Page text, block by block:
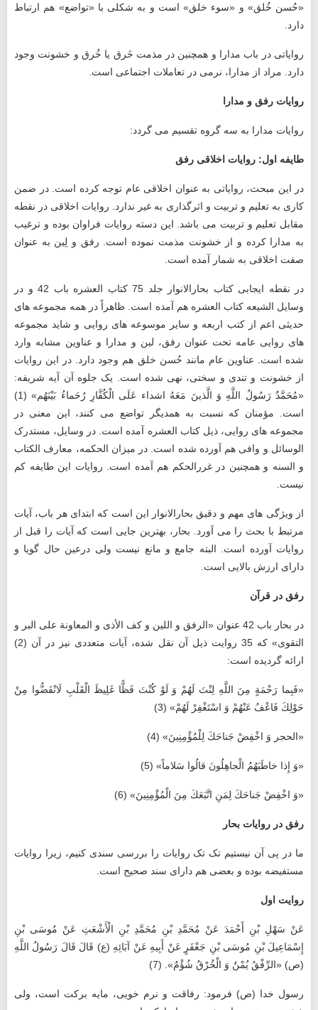
«حُسن خُلق» و «سوء خلق» است و به شکلی با «تواضع» هم ارتباط
دارد.
روایاتی در باب مدارا و همچنین در مذمت خَرق یا خُرق و خشونت وجود
دارد. مراد از مدارا، نرمی در تعاملات اجتماعی است.
روایات رفق و مدارا
روایات مدارا به سه گروه تقسیم می گردد:
طایفه اول: روایات اخلاقی رفق
در این مبحث، روایاتی به عنوان اخلاقی عام توجه کرده است. در ضمن
کاری به تعلیم و تربیت و اثرگذاری به غیر ندارد. روایات اخلاقی در نقطه
مقابل تعلیم و تربیت می باشد. این دسته روایات فراوان بوده و ترغیب
به مدارا کرده و از خشونت مذمت نموده است. رفق و لِین به عنوان
صفت اخلاقی به شمار آمده است.
در نقطه ایجابی کتاب بحارالانوار جلد 75 کتاب العشره باب 42 و در
وسایل الشیعه کتاب العشره هم آمده است. ظاهراً در همه مجموعه‌ های
حدیثی اعم از کتب اربعه و سایر موسوعه ‌های روایی و شاید مجموعه
‌های روایی عامه تحت عنوان رفق، لین و مدارا و عناوین مشابه وارد
شده است. عناوین عام مانند حُسن خلق هم وجود دارد. در این روایات
از خشونت و تندی و سختی، نهی شده است. یک جلوه آن آیه شریفه:
«مُحَمَّدٌ رَسُولُ اللَّهِ وَ الَّذينَ مَعَهُ اشداء عَلَى الْكُفَّارِ رُحَماءُ بَيْنَهُم»‏ (1)
است. مؤمنان که نسبت به همدیگر تواضع می‌ کنند، این معنی در
مجموعه ‌های روایی، ذیل کتاب العشره آمده است. در وسایل، مستدرک
الوسائل و وافی هم آورده شده است. در میزان الحکمه، معارف الکتاب
و السنه و همچنین در غررالحکم هم آمده است. روایات این طایفه کم
نیست.
از ویژگی ‌های مهم و دقیق بحارالانوار این است که ابتدای هر باب، آیات
مرتبط با بحث را می ‌آورد. بحار، بهترین جایی است که آیات را قبل از
روایات آورده است. البته جامع و مانع نیست ولی درعین ‌حال گویا و
دارای ارزش بالایی است.
رفق در قرآن
در بحار باب‏ 42 عنوان «الرفق‏ و اللين و كف الأذى و المعاونة على البر و
التقوى‏» که 35 روایت ذیل آن نقل شده، آيات متعددی نیز در آن (2)
ارائه گردیده است:
«فَبِما رَحْمَةٍ مِنَ اللَّهِ لِنْتَ لَهُمْ وَ لَوْ كُنْتَ فَظًّا غَلِيظَ الْقَلْبِ لَانْفَضُّوا مِنْ
حَوْلِكَ فَاعْفُ عَنْهُمْ وَ اسْتَغْفِرْ لَهُمْ»‏ (3)
«الحجر وَ اخْفِضْ جَناحَكَ لِلْمُؤْمِنِينَ‏» (4)
«وَ إِذا خاطَبَهُمُ الْجاهِلُونَ قالُوا سَلاماً» (5)
«وَ اخْفِضْ جَناحَكَ لِمَنِ اتَّبَعَكَ مِنَ الْمُؤْمِنِينَ»‏ (6)
رفق در روایات بحار
ما در پی آن نیستیم تک‌ تک روایات را بررسی سندی کنیم، زیرا روایات
مستفیضه بوده و بعضی هم دارای سند صحیح است.
روایت اول
عَنْ سَهْلِ بْنِ أَحْمَدَ عَنْ مُحَمَّدِ بْنِ مُحَمَّدِ بْنِ الْأَشْعَثِ عَنْ مُوسَى بْنِ
إِسْمَاعِيلَ بْنِ مُوسَى بْنِ جَعْفَرٍ عَنْ أَبِيهِ عَنْ آبَائِهِ (ع) قَالَ قَالَ رَسُولُ اللَّهِ‏
(ص) «الرِّفْقُ يُمْنٌ وَ الْخُرْقُ شُؤْمٌ». (7)
رسول خدا (ص) فرمود: رفاقت و نرم خویی، مایه برکت است، ولی